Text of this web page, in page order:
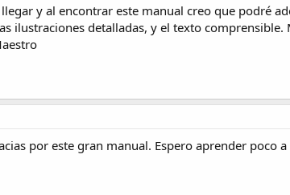
y al encontrar este manual creo que podré
ilustraciones detalladas, y el texto comprensible.
por este gran manual. Espero aprender poco